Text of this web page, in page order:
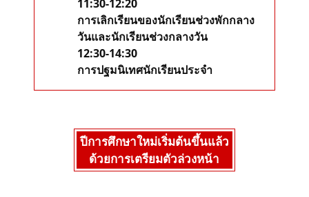
11:30-12:20
การเลิกเรียนของนักเรียนช่วงพักกลาง
วันและนักเรียนช่วงกลางวัน
12:30-14:30
การปฐมนิเทศนักเรียนประจำ
ปีการศึกษาใหม่เริ่มต้นขึ้นแล้ว
ด้วยการเตรียมตัวล่วงหน้า